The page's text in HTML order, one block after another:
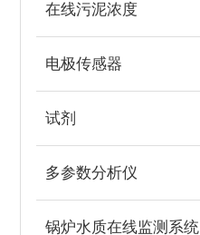
在线污泥浓度
电极传感器
试剂
多参数分析仪
锅炉水质在线监测系统